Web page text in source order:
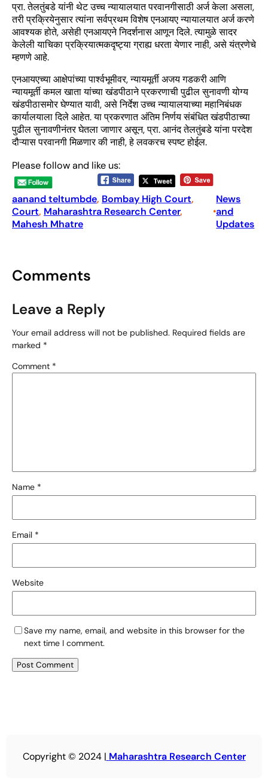
प्रा. तेलतुंबडे यांनी थेट उच्च न्यायालयात परवानगीसाठी अर्ज केला असला,
तरी प्रक्रियेनुसार त्यांना सर्वप्रथम विशेष एनआयए न्यायालयात अर्ज करणे
आवश्यक होते, असेही एनआयएने निदर्शनास आणून दिले. त्यामुळे सादर
केलेली याचिका प्रक्रियात्मकदृष्ट्या ग्राह्य धरता येणार नाही, असे यंत्रणेचे
म्हणणे आहे.
एनआयएच्या आक्षेपांच्या पार्श्वभूमीवर, न्यायमूर्ती अजय गडकरी आणि
न्यायमूर्ती कमल खाता यांच्या खंडपीठाने प्रकरणाची पुढील सुनावणी योग्य
खंडपीठासमोर घेण्यात यावी, असे निर्देश उच्च न्यायालयाच्या महानिबंधक
कार्यालयाला दिले आहेत. या प्रकरणात अंतिम निर्णय संबंधित खंडपीठाच्या
पुढील सुनावणीनंतर घेतला जाणार असून, प्रा. आनंद तेलतुंबडे यांना परदेश
दौऱ्यास परवानगी मिळणार की नाही, हे लवकरच स्पष्ट होईल.
Please follow and like us:
aanand teltumbde, Bombay High Court
Court, Maharashtra Research Center
Mahesh Mhatre
•
News
and
Updates
Comments
Leave a Reply
Your email address will not be published. Required fields are
marked *
Comment *
Name *
Email *
Website
Save my name, email, and website in this browser for the
next time I comment.
Copyright © 2024 | Maharashtra Research Center